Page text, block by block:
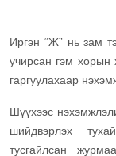
Иргэн “Ж” нь зам
учирсан гэм хорын
гаргуулахаар
Шүүхээс
шийдвэрлэх
тусгайлсан